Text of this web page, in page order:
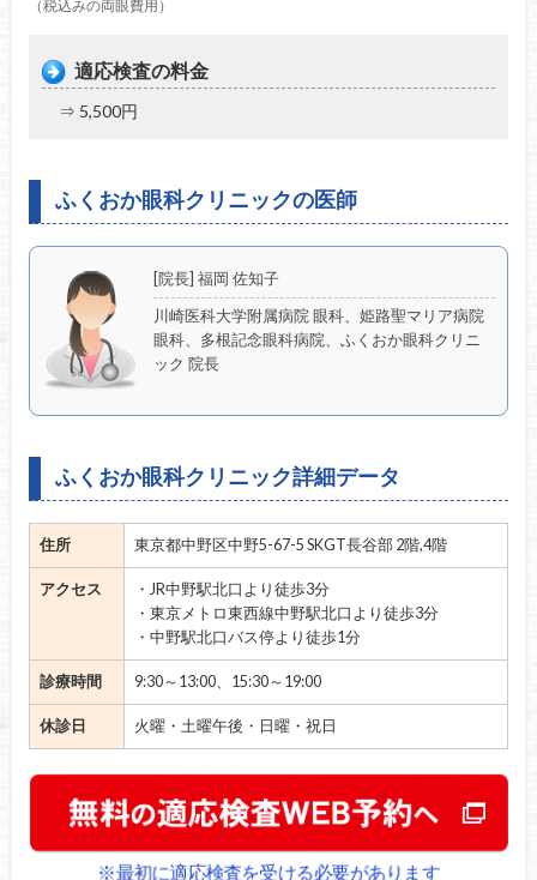
（税込みの両眼費用）
適応検査の料金
⇒ 5,500円
ふくおか眼科クリニックの医師
[院長] 福岡 佐知子
川崎医科大学附属病院 眼科、姫路聖マリア病院
眼科、多根記念眼科病院、ふくおか眼科クリニ
ック 院長
ふくおか眼科クリニック詳細データ
住所 東京都中野区中野5-67-5 SKGT長谷部 2階,4階
アクセス
・JR中野駅北口より徒歩3分
・東京メトロ東西線中野駅北口より徒歩3分
・中野駅北口バス停より徒歩1分
診療時間 9:30～13:00、15:30～19:00
休診日 火曜・土曜午後・日曜・祝日
※最初に適応検査を受ける必要があります